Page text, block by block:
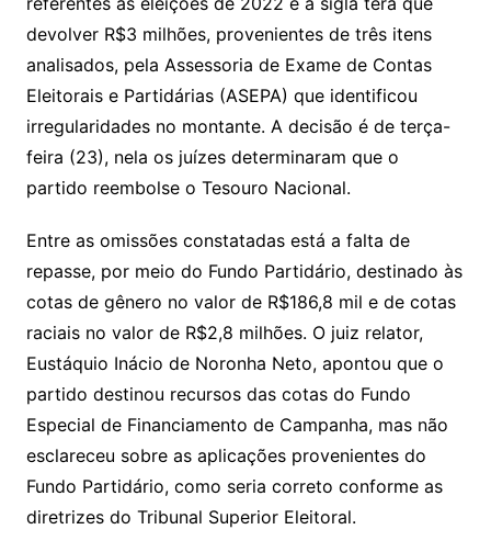
s
sr
o
o
e o
m
ai
l
devolver R$3 milhões, provenientes de três itens
analisados, pela Assessoria de Exame de Contas
Eleitorais e Partidárias (ASEPA) que identificou
irregularidades no montante. A decisão é de terça-
feira (23), nela os juízes determinaram que o
partido reembolse o Tesouro Nacional.
Entre as omissões constatadas está a falta de
repasse, por meio do Fundo Partidário, destinado às
cotas de gênero no valor de R$186,8 mil e de cotas
raciais no valor de R$2,8 milhões. O juiz relator,
Eustáquio Inácio de Noronha Neto, apontou que o
partido destinou recursos das cotas do Fundo
Especial de Financiamento de Campanha, mas não
esclareceu sobre as aplicações provenientes do
Fundo Partidário, como seria correto conforme as
diretrizes do Tribunal Superior Eleitoral.